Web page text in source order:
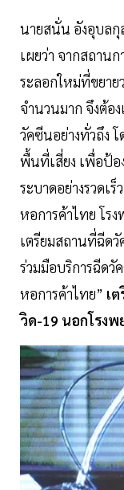
นายสนั่น อังอุบลกุ
เผยว่า จากสถาน
ระลอกใหม่ที่ขยา
จำนวนมาก จึงต้อ
วัคซีนอย่างทั่วถึง
พื้นที่เสี่ยง เพื่อป้
ระบาดอย่างรวดเ
หอการค้าไทย โร
เตรียมสถานที่ฉีด
ร่วมมือบริการฉีด
หอการค้าไทย” เ
วิด-19 นอกโรงพ